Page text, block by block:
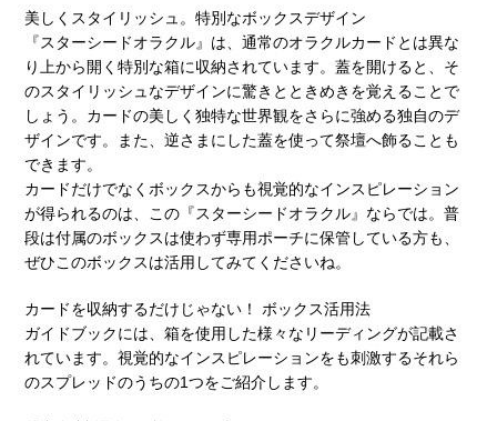
美しくスタイリッシュ。特別なボックスデザイン
『スターシードオラクル』は、通常のオラクルカードとは異な
り上から開く特別な箱に収納されています。蓋を開けると、そ
のスタイリッシュなデザインに驚きとときめきを覚えることで
しょう。カードの美しく独特な世界観をさらに強める独自のデ
ザインです。また、逆さまにした蓋を使って祭壇へ飾ることも
できます。
カードだけでなくボックスからも視覚的なインスピレーション
が得られるのは、この『スターシードオラクル』ならでは。普
段は付属のボックスは使わず専用ポーチに保管している方も、
ぜひこのボックスは活用してみてくださいね。
カードを収納するだけじゃない！ ボックス活用法
ガイドブックには、箱を使用した様々なリーディングが記載さ
れています。視覚的なインスピレーションをも刺激するそれら
のスプレッドのうちの1つをご紹介します。